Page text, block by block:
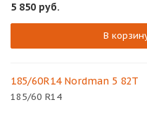
5 850 руб.
В
185/60R14 Nordman 5 82T
185/60 R14